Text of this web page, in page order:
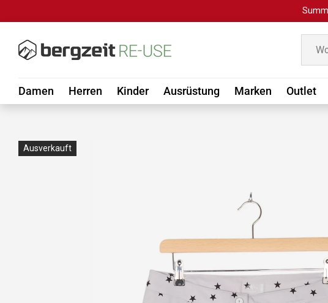
Damen Herren Kinder Ausrüstung Marken Outlet
Ausverkauft